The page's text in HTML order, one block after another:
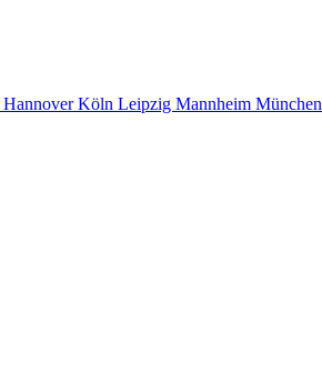
HannoverKöln Leipzig Mannheim München